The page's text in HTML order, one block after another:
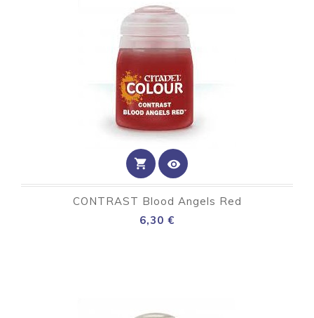
shopping_cart visibility
CONTRAST Blood Angels Red
6,30 €